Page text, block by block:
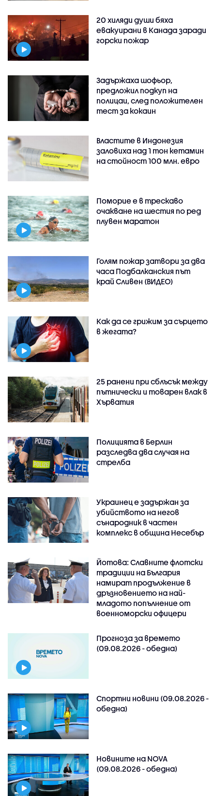
20 хиляди души бяха
евакуирани в Канада заради
горски пожар
Задържаха шофьор,
предложил подкуп на
полицаи, след положителен
тест за кокаин
Властите в Индонезия
заловиха над 1 тон кетамин
на стойност 100 млн. евро
Поморие е в трескаво
очакване на шестия по ред
плувен маратон
Голям пожар затвори за два
часа Подбалканския път
край Сливен (ВИДЕО)
Как да се грижим за сърцето
в жегата?
25 ранени при сблъсък между
пътнически и товарен влак в
Хърватия
Полицията в Берлин
разследва два случая на
стрелба
Украинец е задържан за
убийството на негов
сънародник в частен
комплекс в община Несебър
Йотова: Славните флотски
традиции на България
намират продължение в
дръзновението на най-
младото попълнение от
военноморски офицери
Прогноза за времето
(09.08.2026 - обедна)
Спортни новини (09.08.2026 -
обедна)
Новините на NOVA
(09.08.2026 - обедна)